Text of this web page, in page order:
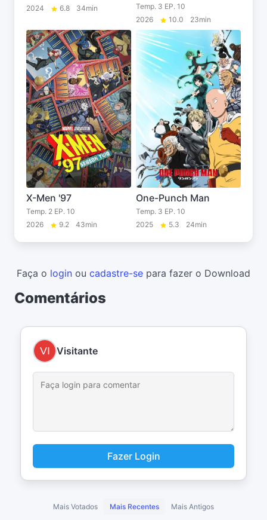
2024
6.8 34min
Temp. 3 EP. 10
2026
10.0 23min
X-Men '97
Temp. 2 EP. 10
2026
9.2 43min
One-Punch Man
Temp. 3 EP. 10
2025
5.3 24min
Faça o login ou cadastre-se para fazer o Download
Comentários
Visitante
Fazer Login
Mais Votados Mais Recentes Mais Antigos